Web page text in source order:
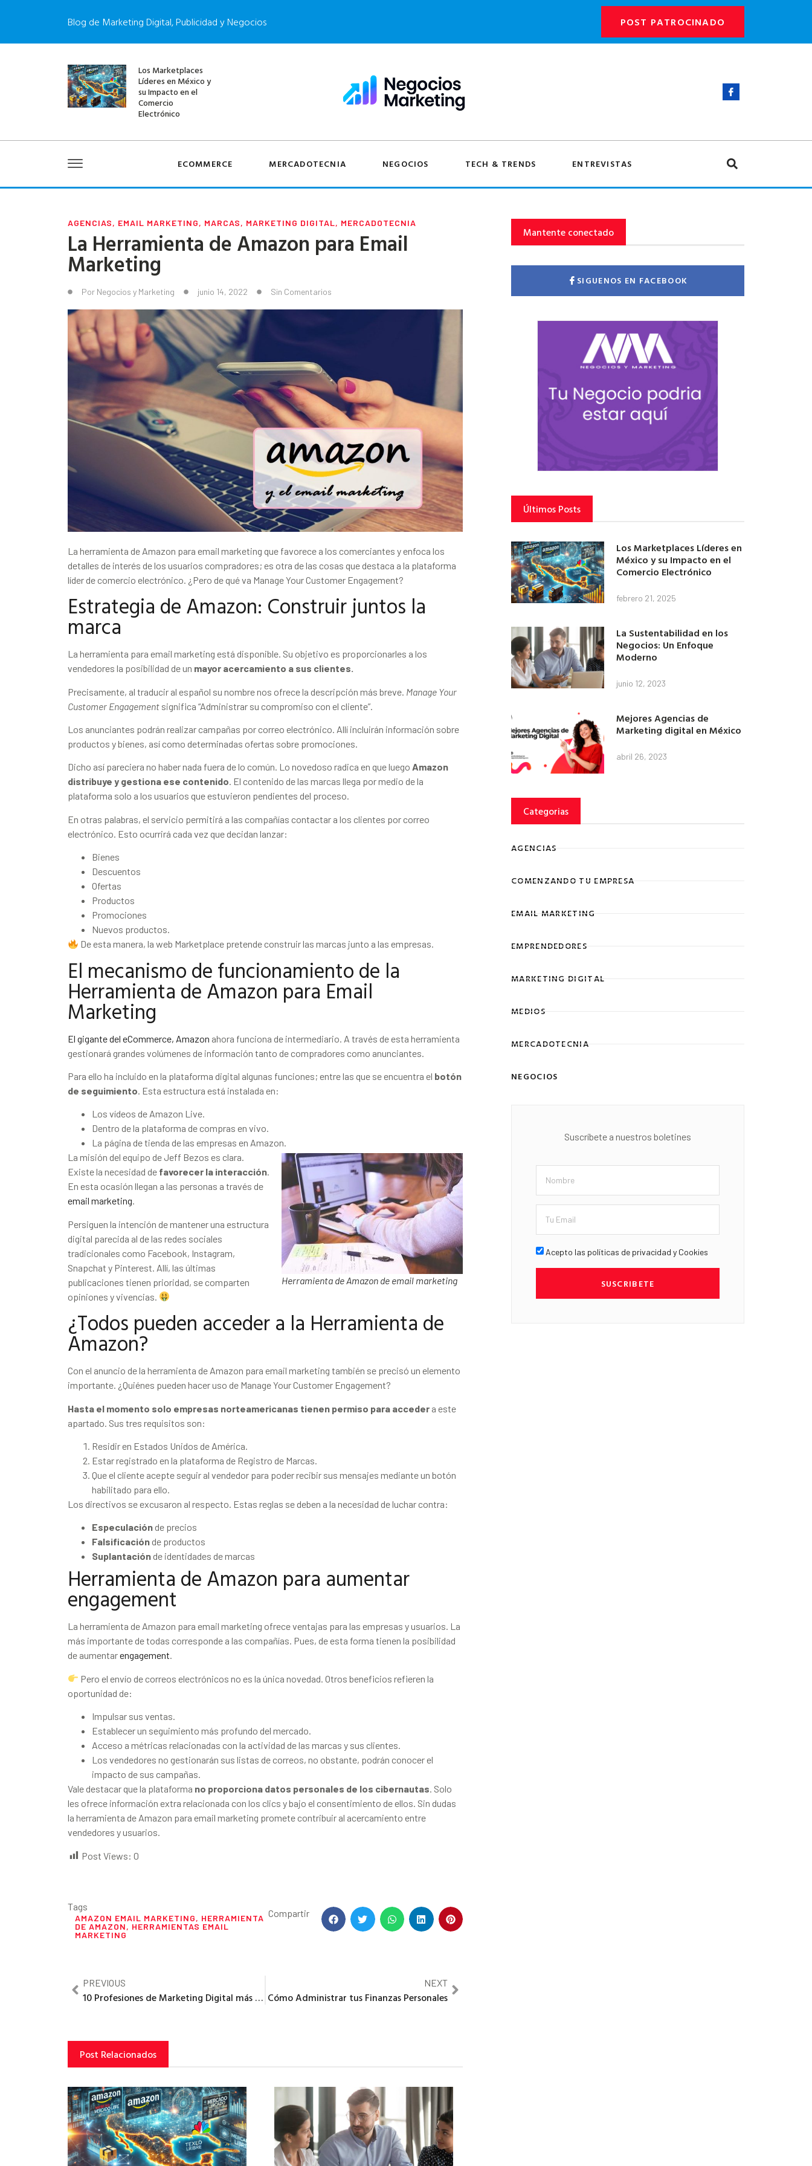
Blog de Marketing Digital, Publicidad y Negocios POST PATROCINADO
Los Marketplaces
Líderes en México y
su Impacto en el
Comercio
Electrónico
ECOMMERCE MERCADOTECNIA NEGOCIOS TECH & TRENDS ENTREVISTAS
AGENCIAS, EMAIL MARKETING, MARCAS, MARKETING DIGITAL, MERCADOTECNIA
La Herramienta de Amazon para Email
Marketing
Por Negocios y Marketing junio 14, 2022 Sin Comentarios
La herramienta de Amazon para email marketing que favorece a los comerciantes y enfoca los
detalles de interés de los usuarios compradores; es otra de las cosas que destaca a la plataforma
líder de comercio electrónico. ¿Pero de qué va Manage Your Customer Engagement?
Estrategia de Amazon: Construir juntos la
marca
La herramienta para email marketing está disponible. Su objetivo es proporcionarles a los
vendedores la posibilidad de un mayor acercamiento a sus clientes.
Precisamente, al traducir al español su nombre nos ofrece la descripción más breve. Manage Your
Customer Engagement significa “Administrar su compromiso con el cliente”.
Los anunciantes podrán realizar campañas por correo electrónico. Allí incluirán información sobre
productos y bienes, así como determinadas ofertas sobre promociones.
Dicho así pareciera no haber nada fuera de lo común. Lo novedoso radica en que luego Amazon
distribuye y gestiona ese contenido. El contenido de las marcas llega por medio de la
plataforma solo a los usuarios que estuvieron pendientes del proceso.
En otras palabras, el servicio permitirá a las compañías contactar a los clientes por correo
electrónico. Esto ocurrirá cada vez que decidan lanzar:
Bienes
Descuentos
Ofertas
Productos
Promociones
Nuevos productos.
De esta manera, la web Marketplace pretende construir las marcas junto a las empresas.
El mecanismo de funcionamiento de la
Herramienta de Amazon para Email
Marketing
El gigante del eCommerce, Amazon ahora funciona de intermediario. A través de esta herramienta
gestionará grandes volúmenes de información tanto de compradores como anunciantes.
Para ello ha incluido en la plataforma digital algunas funciones; entre las que se encuentra el botón
de seguimiento. Esta estructura está instalada en:
Los vídeos de Amazon Live.
Dentro de la plataforma de compras en vivo.
La página de tienda de las empresas en Amazon.
Herramienta de Amazon de email marketing
La misión del equipo de Jeff Bezos es clara.
Existe la necesidad de favorecer la interacción.
En esta ocasión llegan a las personas a través de
email marketing.
Persiguen la intención de mantener una estructura
digital parecida al de las redes sociales
tradicionales como Facebook, Instagram,
Snapchat y Pinterest. Allí, las últimas
publicaciones tienen prioridad, se comparten
opiniones y vivencias.
¿Todos pueden acceder a la Herramienta de
Amazon?
Con el anuncio de la herramienta de Amazon para email marketing también se precisó un elemento
importante. ¿Quiénes pueden hacer uso de Manage Your Customer Engagement?
Hasta el momento solo empresas norteamericanas tienen permiso para acceder a este
apartado. Sus tres requisitos son:
Residir en Estados Unidos de América.
Estar registrado en la plataforma de Registro de Marcas.
Que el cliente acepte seguir al vendedor para poder recibir sus mensajes mediante un botón
habilitado para ello.
Los directivos se excusaron al respecto. Estas reglas se deben a la necesidad de luchar contra:
Especulación de precios
Falsificación de productos
Suplantación de identidades de marcas
Herramienta de Amazon para aumentar
engagement
La herramienta de Amazon para email marketing ofrece ventajas para las empresas y usuarios. La
más importante de todas corresponde a las compañías. Pues, de esta forma tienen la posibilidad
de aumentarengagement.
Pero el envío de correos electrónicos no es la única novedad. Otros beneficios refieren la
oportunidad de:
Impulsar sus ventas.
Establecer un seguimiento más profundo del mercado.
Acceso a métricas relacionadas con la actividad de las marcas y sus clientes.
Los vendedores no gestionarán sus listas de correos, no obstante, podrán conocer el
impacto de sus campañas.
Vale destacar que la plataforma no proporciona datos personales de los cibernautas. Solo
les ofrece información extra relacionada con los clics y bajo el consentimiento de ellos. Sin dudas
la herramienta de Amazon para email marketing promete contribuir al acercamiento entre
vendedores y usuarios.
Post Views: 0
Tags
AMAZON EMAIL MARKETING, HERRAMIENTA
DE AMAZON, HERRAMIENTAS EMAIL
MARKETING
Compartir
PREVIOUS
10 Profesiones de Marketing Digital más demandadas
NEXT
Cómo Administrar tus Finanzas Personales
Post Relacionados
Mantente conectado
SIGUENOS EN FACEBOOK
Últimos Posts
Los Marketplaces Líderes en
México y su Impacto en el
Comercio Electrónico
febrero 21, 2025
La Sustentabilidad en los
Negocios: Un Enfoque
Moderno
junio 12, 2023
Mejores Agencias de
Marketing digital en México
abril 26, 2023
Categorias
AGENCIAS
COMENZANDO TU EMPRESA
EMAIL MARKETING
EMPRENDEDORES
MARKETING DIGITAL
MEDIOS
MERCADOTECNIA
NEGOCIOS
Suscríbete a nuestros boletines
Acepto las políticas de privacidad y Cookies
SUSCRIBETE